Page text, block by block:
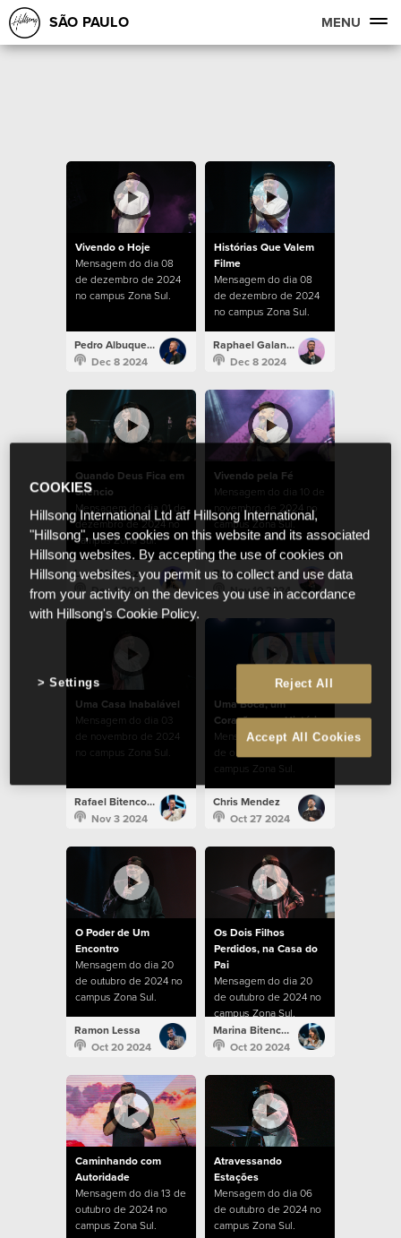
SÃO PAULO MENU
Vivendo o Hoje
Mensagem do dia 08
de dezembro de 2024
no campus Zona Sul.
Pedro Albuquerque
Dec 8 2024
Histórias Que Valem
Filme
Mensagem do dia 08
de dezembro de 2024
no campus Zona Sul.
Raphael Galante
Dec 8 2024
Quando Deus Fica em
Silêncio
Mensagem do dia 01 de
dezembro de 2024 no
campus Zona Sul.
Lucy Mendez
Dec 1 2024
Vivendo pela Fé
Mensagem do dia 10 de
novembro de 2024 no
campus Zona Sul.
Raphael Galante
Nov 10 2024
Uma Casa Inabalável
Mensagem do dia 03
de novembro de 2024
no campus Zona Sul.
Rafael Bitencourt
Nov 3 2024
Uma Boca, um
Coração, uma História
Mensagem do dia 27
de outubro de 2024 no
campus Zona Sul.
Chris Mendez
Oct 27 2024
O Poder de Um
Encontro
Mensagem do dia 20
de outubro de 2024 no
campus Zona Sul.
Ramon Lessa
Oct 20 2024
Os Dois Filhos
Perdidos, na Casa do
Pai
Mensagem do dia 20
de outubro de 2024 no
campus Zona Sul.
Marina Bitencourt
Oct 20 2024
Caminhando com
Autoridade
Mensagem do dia 13 de
outubro de 2024 no
campus Zona Sul.
Atravessando
Estações
Mensagem do dia 06
de outubro de 2024 no
campus Zona Sul.
COOKIES
Hillsong International Ltd atf Hillsong International,
"Hillsong", uses cookies on this website and its associated
Hillsong websites. By accepting the use of cookies on
Hillsong websites, you permit us to collect and use data
from your activity on the devices you use in accordance
with Hillsong's Cookie Policy.
Reject All
Accept All Cookies
Settings